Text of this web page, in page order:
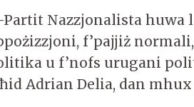
Nazzjonalista
f’pajjiż
u f’nofs urugani
Adrian Delia, dan